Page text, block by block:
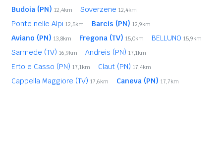
Budoia (PN) 12,4km Soverzene 12,4km
Ponte nelle Alpi 12,5km Barcis (PN) 12,9km
Aviano (PN) 13,8km Fregona (TV) 15,0km BELLUNO 15,9km
Sarmede (TV) 16,9km Andreis (PN) 17,1km
Erto e Casso (PN) 17,1km Claut (PN) 17,4km
Cappella Maggiore (TV) 17,6km Caneva (PN) 17,7km